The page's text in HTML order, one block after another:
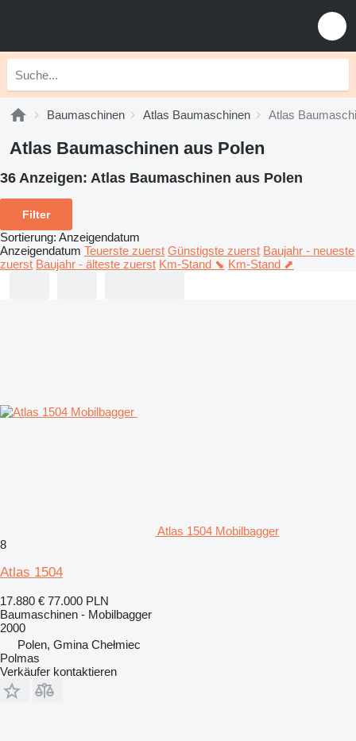
Baumaschinen Atlas Baumaschinen Atlas
Atlas Baumaschinen aus Polen
36 Anzeigen: Atlas Baumaschinen aus Polen
Filter
Sortierung: Anzeigendatum
Anzeigendatum Teuerste zuerst Günstigste zuerst Baujahr - neueste
zuerst Baujahr - älteste zuerst Km-Stand ⬊ Km-Stand ⬈
Atlas 1504 Mobilbagger
8
Atlas 1504
17.880 € 77.000 PLN
Baumaschinen - Mobilbagger
2000
Polen, Gmina Chełmiec
Polmas
Verkäufer kontaktieren